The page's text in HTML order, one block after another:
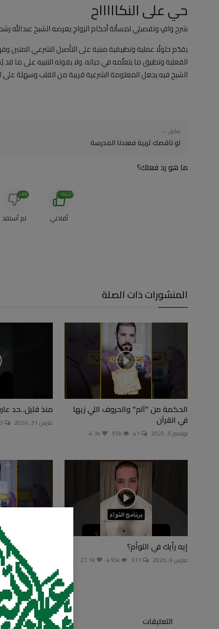
حي على النكاااااح
شرح وافٍ وتفصيلي لمسألة أحكام الزواج يعرضه الشيخ
يقدّم حلولًا عملية وتطبيقية مبنية على التأصيل الشرعي
الفعلية وتطبيق ما يتعلّمه في حياته. ولا يفوته التنبيه على
الشيخ فيه يجعل المعلومة الشرعية قريبة من القلب وسهلة
سابق ←
لو ناقصك تربية فعندنا المدرسة
ما هو رد فعلك؟
أفادني
115627
لم أستفد
499
المنشورات ذات الصلة
الحكمة من "آلم" والحروف اللي زيها
في القرآن
نوفمبر 5, 2025
منذ قليل..حد
مارس 31, 2026 600
إيه رأيك في التوأم؟
مارس 9, 2026
أنا أصدق العلم!
103
التعليقات